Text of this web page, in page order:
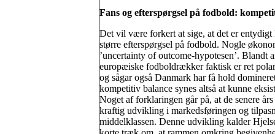
Fans og efterspørgsel på fodbold:
Det vil være forkert at sige, at det er
større efterspørgsel på fodbold. Nogle
’uncertainty of outcome-hypotesen’. Blandt
europæiske fodboldrækker faktisk er ret
og sågar også Danmark har få hold
kompetitiv balance synes altså at kunne
Noget af forklaringen går på, at de senere
kraftig udvikling i markedsføringen og
middelklassen. Denne udvikling kalder